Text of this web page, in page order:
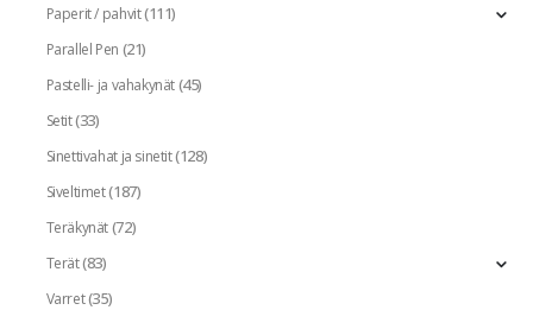
Paperit / pahvit(111)
Parallel Pen (21)
Pastelli- ja vahakynät(45)
Setit(33)
Sinettivahat ja sinetit(128)
Siveltimet(187)
Teräkynät(72)
Terät(83)
Varret(35)